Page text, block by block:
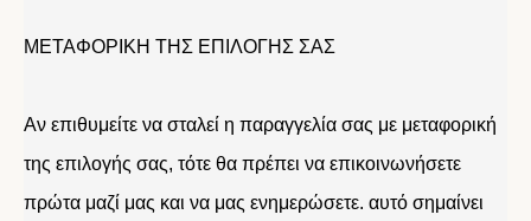
ΜΕΤΑΦΟΡΙΚΗ ΤΗΣ ΕΠΙΛΟΓΗΣ ΣΑΣ
Αν επιθυμείτε να σταλεί η παραγγελία σας με μεταφορική
της επιλογής σας, τότε θα πρέπει να επικοινωνήσετε
πρώτα μαζί μας και να μας ενημερώσετε. αυτό σημαίνει